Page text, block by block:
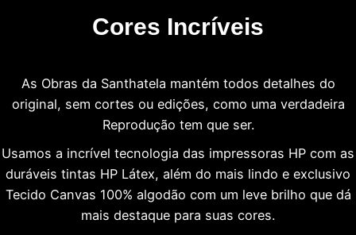
Cores Incríveis
As Obras da Santhatela mantém todos detalhes do
original, sem cortes ou edições, como uma verdadeira
Reprodução tem que ser.
Usamos a incrível tecnologia das impressoras HP com as
duráveis tintas HP Látex, além do mais lindo e exclusivo
Tecido Canvas 100% algodão com um leve brilho que dá
mais destaque para suas cores.